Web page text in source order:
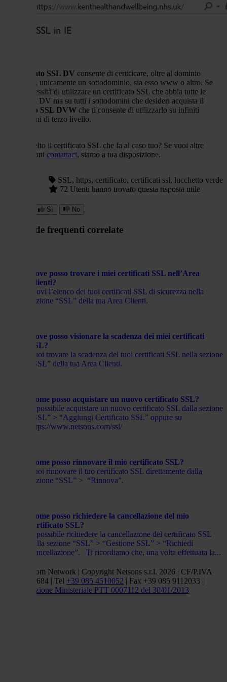
certificato SSL DV consente di certificare, oltre al dominio
principale, unicamente un sottodominio, sia esso www o altro. Se
hai la necessità di utilizzare un certificato SSL che abbia tutte le
qualità del DV ma su tutti i sottodomini che desideri acquista il
certificato SSL DVW che ti consente di utilizzarlo su infiniti
sottodomini di terzo livello.
Ha già scelto il certificato SSL che fa al caso tuo? Se vuoi altre
informazioni contattaci, siamo a tua disposizione.
SSL, https, certificato, certificati ssl, lucchetto verde
72 Utenti hanno trovato questa risposta utile
Sì No
Domande frequenti correlate
Dove posso trovare i miei certificati SSL nell’Area
Clienti?
Trovi l’elenco dei tuoi certificati SSL di sicurezza nella
sezione “SSL” della tua Area Clienti.
Dove posso visionare la scadenza dei miei certificati
SSL?
Puoi trovare la scadenza del tuoi certificati SSL nella sezione
“SSL” della tua Area Clienti.
Come posso acquistare un nuovo certificato SSL?
È possibile acquistare un nuovo certificato SSL dalla sezione
“SSL” > “Aggiungi Certificato SSL” oppure su
https://www.netsons.com/ssl/
Come posso rinnovare il mio certificato SSL?
Puoi rinnovare il tuo certificato SSL direttamente dalla
sezione “SSL” > “Rinnova”.
Come posso richiedere la cancellazione del mio
certificato SSL?
È possibile richiedere la cancellazione del certificato SSL
dalla sezione “SSL” > “Gestione SSL” > “Richiedi
Cancellazione”. Ti ricordiamo che, una volta effettuata la...
Netsons.com Network | Copyright Netsons s.r.l. 2026 | CF/P.IVA
01838660684 | Tel +39 085 4510052 | Fax +39 085 9112033 |
Autorizzazione Ministeriale PTT 0007112 del 30/01/2013